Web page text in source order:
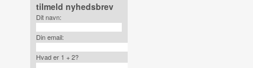
tilmeld nyhedsbrev
Dit navn:
Din email:
Hvad er 1 + 2?